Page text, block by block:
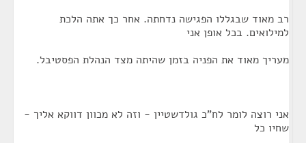
רב מאוד שבגללו הפגישה נדחתה. אחר כך אתה הלכת
למילואים. בכל אופן אני
מעריך מאוד את הפניה בזמן שהיתה מצד הנהלת הפסטיבל.
אני רוצה לומר לח"כ גולדשטיין - וזה לא מכוון דווקא אליך -
שחיו כל